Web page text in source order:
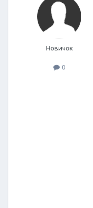
Новичок
0